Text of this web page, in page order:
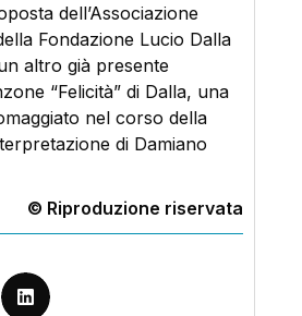
dell’Associazione
Fondazione Lucio Dalla
altro già presente
“Felicità” di Dalla, una
nel corso della
di Damiano
© Riproduzione riservata